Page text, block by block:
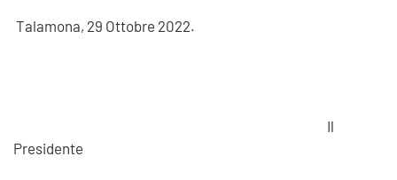
Talamona, 29 Ottobre 2022.
Il
Presidente